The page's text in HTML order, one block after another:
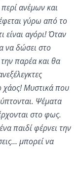
ανέμων και
γύρω από το
είναι αγόρι! Όταν
να δώσει στο
παρέα και θα
χάος! Μυστικά που
Ψέματα
στο φως.
παιδί φέρνει την
μπορεί να